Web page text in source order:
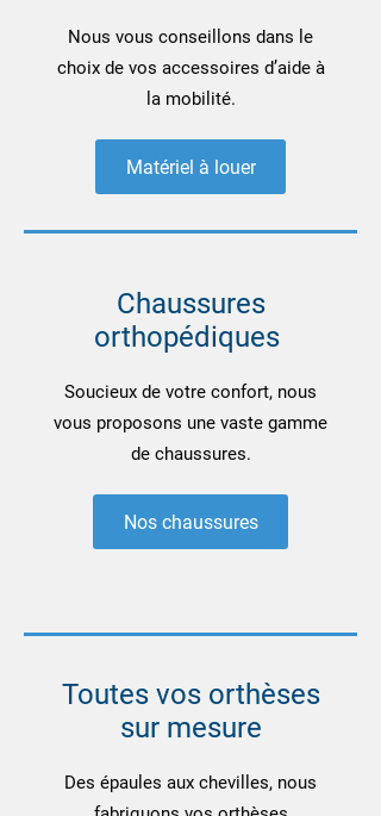
Nous vous conseillons dans le
choix de vos accessoires d’aide à
la mobilité.
Matériel à louer
Chaussures
orthopédiques
Soucieux de votre confort, nous
vous proposons une vaste gamme
de chaussures.
Nos chaussures
Toutes vos orthèses
sur mesure
Des épaules aux chevilles, nous